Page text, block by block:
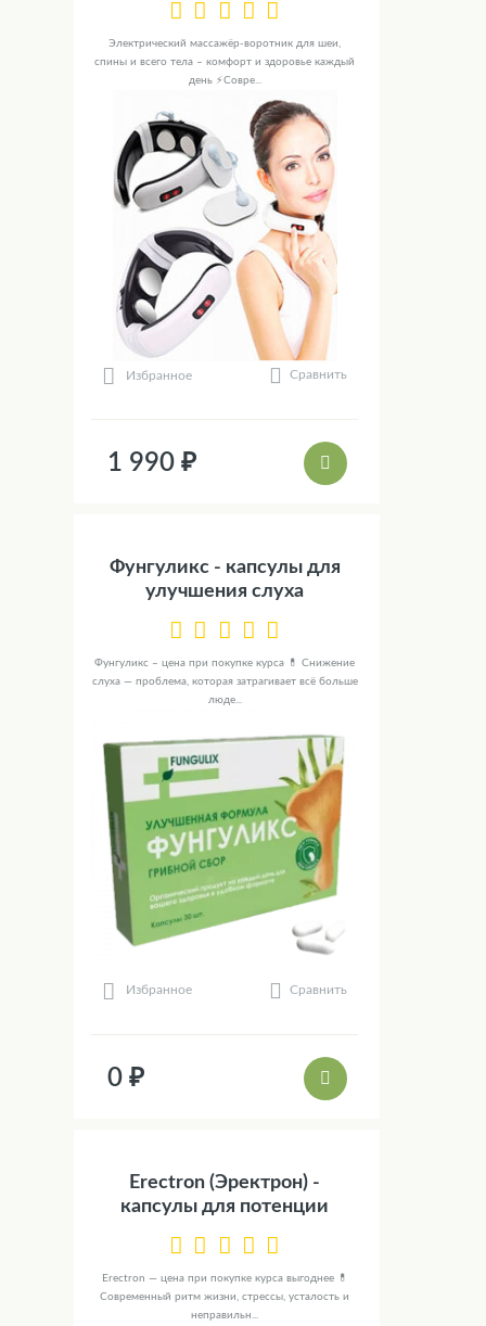
Электрический массажёр-воротник для шеи,
спины и всего тела – комфорт и здоровье каждый
день ⚡Совре...
Избранное Сравнить
1 990 ₽
Фунгуликс - капсулы для
улучшения слуха
Фунгуликс – цена при покупке курса 💊 Снижение
слуха — проблема, которая затрагивает всё больше
люде...
Избранное Сравнить
0 ₽
Erectron (Эректрон) -
капсулы для потенции
Erectron — цена при покупке курса выгоднее 💊
Современный ритм жизни, стрессы, усталость и
неправильн...